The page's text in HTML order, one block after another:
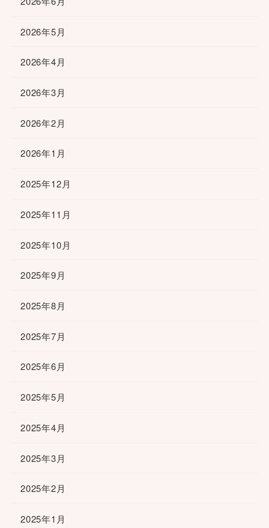
2026年5月
2026年4月
2026年3月
2026年2月
2026年1月
2025年12月
2025年11月
2025年10月
2025年9月
2025年8月
2025年7月
2025年6月
2025年5月
2025年4月
2025年3月
2025年2月
2025年1月